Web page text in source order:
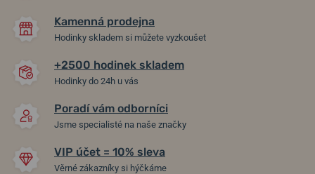
Kamenná prodejna
Hodinky skladem si můžete vyzkoušet
+2500 hodinek skladem
Hodinky do 24h u vás
Poradí vám odborníci
Jsme specialisté na naše značky
VIP účet = 10% sleva
Věrné zákazníky si hýčkáme